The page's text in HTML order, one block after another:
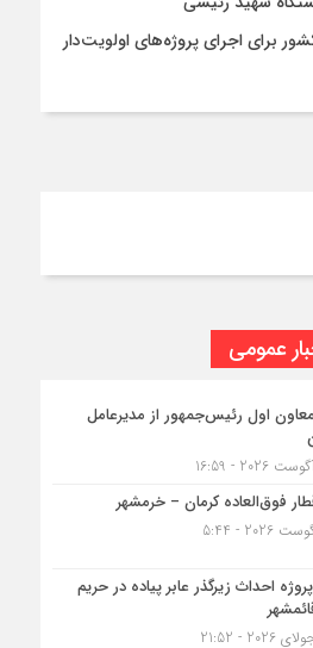
برای اجرای پروژه‌های اولویت‌دار
عمومی
اول رئیس‌جمهور از مدیرعامل
فوق‌العاده کرمان – خرمشهر
احداث زیرگذر عابر پیاده در حریم